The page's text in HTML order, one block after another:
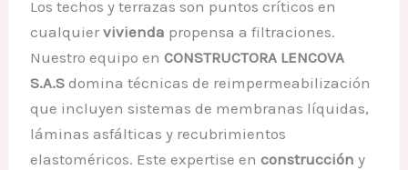
Los techos y terrazas son puntos críticos en
cualquiervivienda propensa a filtraciones.
Nuestro equipo enCONSTRUCTORA LENCOVA
S.A.S domina técnicas de reimpermeabilización
que incluyen sistemas de membranas líquidas,
láminas asfálticas y recubrimientos
elastoméricos. Este expertise enconstrucción y